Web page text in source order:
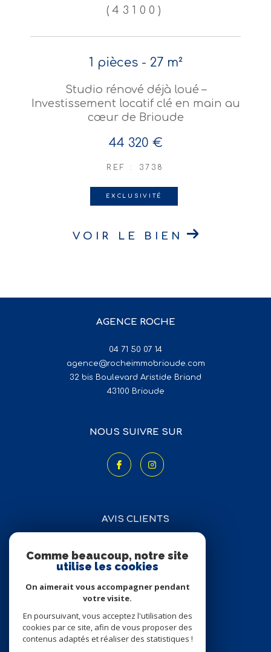
(43100)
1 pièces - 27 m²
Studio rénové déjà loué –
Investissement locatif clé en main au
cœur de Brioude
44 320 €
REF : 3738
EXCLUSIVITÉ
VOIR LE BIEN
AGENCE ROCHE
04 71 50 07 14
agence@rocheimmobrioude.com
32 bis Boulevard Aristide Briand
43100
brioude
NOUS SUIVRE SUR
AVIS CLIENTS
ADHÉRENTS
Comme beaucoup, notre site
utilise les cookies
On aimerait vous accompagner pendant
votre visite.
En poursuivant, vous acceptez l'utilisation des
cookies par ce site, afin de vous proposer des
contenus adaptés et réaliser des statistiques !